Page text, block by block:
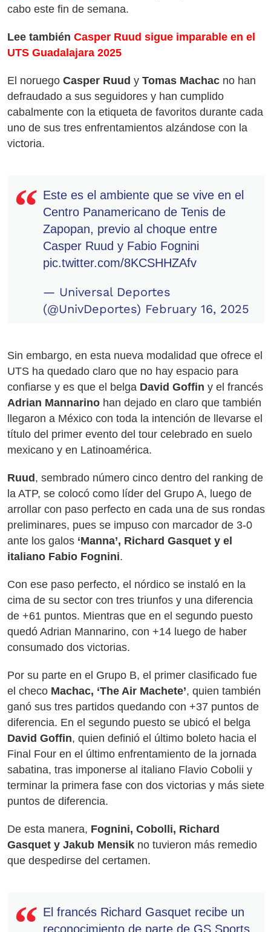
cabo este fin de semana.
Lee también Casper Ruud sigue imparable en el
UTS Guadalajara 2025
El noruego Casper Ruud y Tomas Machac no han
defraudado a sus seguidores y han cumplido
cabalmente con la etiqueta de favoritos durante cada
uno de sus tres enfrentamientos alzándose con la
victoria.
Este es el ambiente que se vive en el
Centro Panamericano de Tenis de
Zapopan, previo al choque entre
Casper Ruud y Fabio Fognini
pic.twitter.com/8KCSHHZAfv
— Universal Deportes
(@UnivDeportes) February 16, 2025
Sin embargo, en esta nueva modalidad que ofrece el
UTS ha quedado claro que no hay espacio para
confiarse y es que el belga David Goffin y el francés
Adrian Mannarino han dejado en claro que también
llegaron a México con toda la intención de llevarse el
título del primer evento del tour celebrado en suelo
mexicano y en Latinoamérica.
Ruud , sembrado número cinco dentro del ranking de
la ATP, se colocó como líder del Grupo A, luego de
arrollar con paso perfecto en cada una de sus rondas
preliminares, pues se impuso con marcador de 3-0
ante los galos ‘Manna’, Richard Gasquet y el
italiano Fabio Fognini.
Con ese paso perfecto, el nórdico se instaló en la
cima de su sector con tres triunfos y una diferencia
de +61 puntos. Mientras que en el segundo puesto
quedó Adrian Mannarino, con +14 luego de haber
consumado dos victorias.
Por su parte en el Grupo B, el primer clasificado fue
el checo Machac, ‘The Air Machete’, quien también
ganó sus tres partidos quedando con +37 puntos de
diferencia. En el segundo puesto se ubicó el belga
David Goffin, quien definió el último boleto hacia el
Final Four en el último enfrentamiento de la jornada
sabatina, tras imponerse al italiano Flavio Cobolii y
terminar la primera fase con dos victorias y más siete
puntos de diferencia.
De esta manera, Fognini, Cobolli, Richard
Gasquet y Jakub Mensik no tuvieron más remedio
que despedirse del certamen.
El francés Richard Gasquet recibe un
reconocimiento de parte de GS Sports